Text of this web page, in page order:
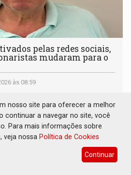
pelas redes sociais,
mudaram para o
às 08:59
nosso site para oferecer a melhor
continuar a navegar no site, você
Para mais informações sobre
veja nossa Política de Cookies
Continuar